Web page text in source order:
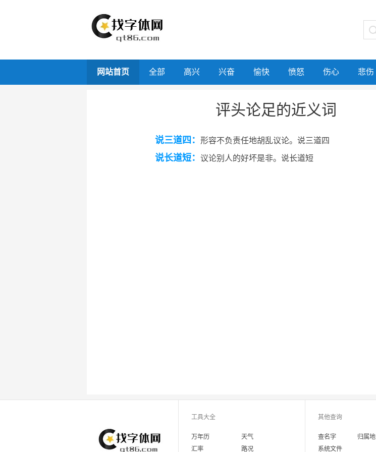
网站首页 全部 高兴 兴奋 愉快 愤怒 伤心 悲伤
评头论足的近义词
说三道四： 形容不负责任地胡乱议论。说三道四
说长道短： 议论别人的好坏是非。说长道短
工具大全
万年历
天气
汇率
路况
其他查询
查名字 归属地
系统文件